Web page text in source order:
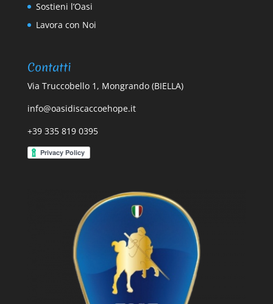
Sostieni l’Oasi
Lavora con Noi
Contatti
Via Truccobello 1, Mongrando (BIELLA)
info@oasidiscaccoehope.it
+39 335 819 0395